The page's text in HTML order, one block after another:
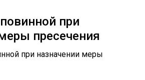
при
пресечения